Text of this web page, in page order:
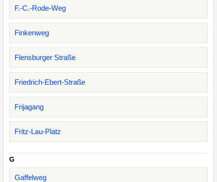
F.-C.-Rode-Weg
Finkenweg
Flensburger Straße
Friedrich-Ebert-Straße
Frijagang
Fritz-Lau-Platz
G
Gaffelweg